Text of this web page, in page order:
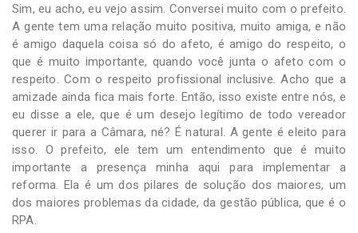
Sim, eu acho, eu vejo assim. Conversei muito com o prefeito.
A gente tem uma relação muito positiva, muito amiga, e não
é amigo daquela coisa só do afeto, é amigo do respeito, o
que é muito importante, quando você junta o afeto com o
respeito. Com o respeito profissional inclusive. Acho que a
amizade ainda fica mais forte. Então, isso existe entre nós, e
eu disse a ele, que é um desejo legítimo de todo vereador
querer ir para a Câmara, né? É natural. A gente é eleito para
isso. O prefeito, ele tem um entendimento que é muito
importante a presença minha aqui para implementar a
reforma. Ela é um dos pilares de solução dos maiores, um
dos maiores problemas da cidade, da gestão pública, que é o
RPA.